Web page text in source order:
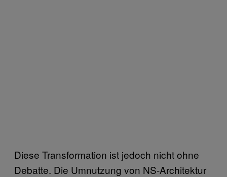
Diese Transformation ist jedoch nicht ohne
Debatte. Die Umnutzung von NS-Architektur